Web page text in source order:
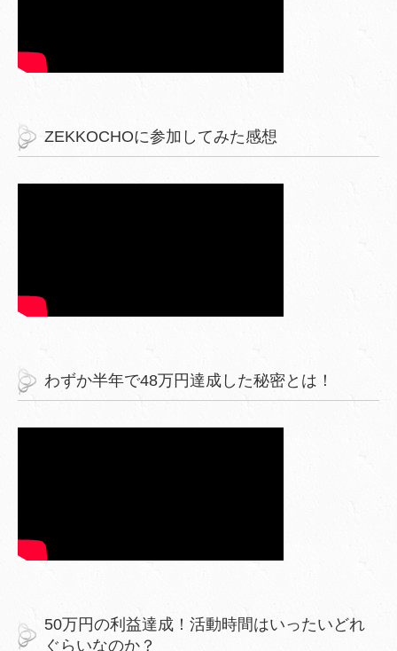
ZEKKOCHOに参加してみた感想
わずか半年で48万円達成した秘密とは！
50万円の利益達成！活動時間はいったいどれ
ぐらいなのか？